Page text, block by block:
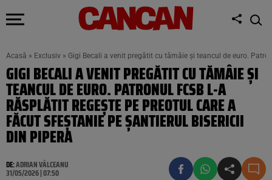
Acasă » Exclusiv » Gigi Becali a venit pregătit cu tămâie și teancul de euro.
GIGI BECALI A VENIT PREGĂTIT CU TĂMÂIE ȘI
TEANCUL DE EURO. PATRONUL FCSB L-A
RĂSPLĂTIT REGEȘTE PE PREOTUL CARE A
FĂCUT SFEȘTANIE PE ȘANTIERUL BISERICII
DIN PIPERA
DE:ADRIAN VÂLCEANU
31/05/2026 | 07:50